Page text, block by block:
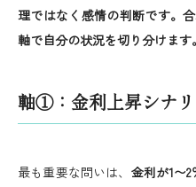
理ではなく感情の判断です。
軸で自分の状況を切り分けます。
軸①：金利上昇シナ
最も重要な問いは、 金利が1〜